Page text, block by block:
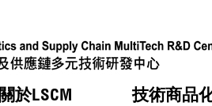
關於LSCM 技術商品